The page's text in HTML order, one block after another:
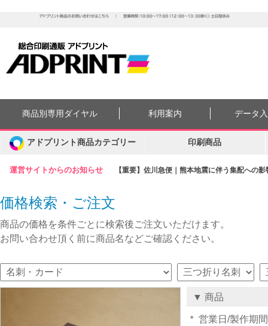
運営サイトからのお知らせ 【重要】佐川急便｜熊本地震に伴う集配への
商品別専用ダイヤル 利用案内 データ
アドプリント商品カテゴリー 印刷商品
価格検索・ご注文
商品の価格を条件ごとに検索後ご注文いただけます。
お問い合わせ頂く前に商品名などご確認ください。
▼ 商品
営業日/製作期間